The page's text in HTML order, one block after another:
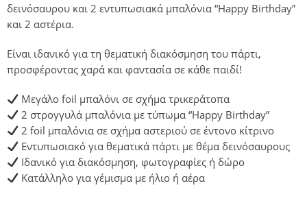
δεινόσαυρου και 2 εντυπωσιακά μπαλόνια “Happy Birthday”
και 2 αστέρια.
Είναι ιδανικό για τη θεματική διακόσμηση του πάρτι,
προσφέροντας χαρά και φαντασία σε κάθε παιδί!
Μεγάλο foil μπαλόνι σε σχήμα τρικεράτοπα
2 στρογγυλά μπαλόνια με τύπωμα “Happy Birthday”
2 foil μπαλόνια σε σχήμα αστεριού σε έντονο κίτρινο
Εντυπωσιακό για θεματικά πάρτι με θέμα δεινόσαυρους
Ιδανικό για διακόσμηση, φωτογραφίες ή δώρο
Κατάλληλο για γέμισμα με ήλιο ή αέρα